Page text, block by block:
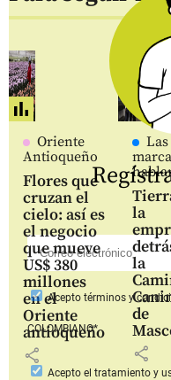
Oriente
Antioqueño
Flores que
cruzan el
cielo: así es
el negocio
que mueve
US$ 380
millones
en el
Oriente
antioqueño
share
Las
la
la
de
share
Aceptotérminos y
COLOMBIANO*
Acepto el tratamiento y